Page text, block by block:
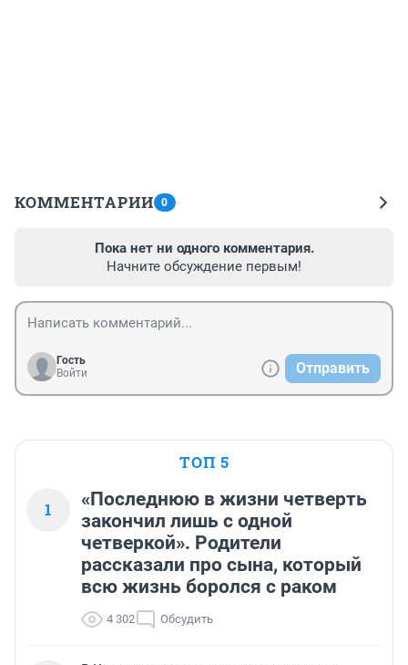
КОММЕНТАРИИ 0
Пока нет ни одного комментария.
Начните обсуждение первым!
Гость
Войти
Отправить
ТОП 5
1
«Последнюю в жизни четверть
закончил лишь с одной
четверкой». Родители
рассказали про сына, который
всю жизнь боролся с раком
4 302 Обсудить